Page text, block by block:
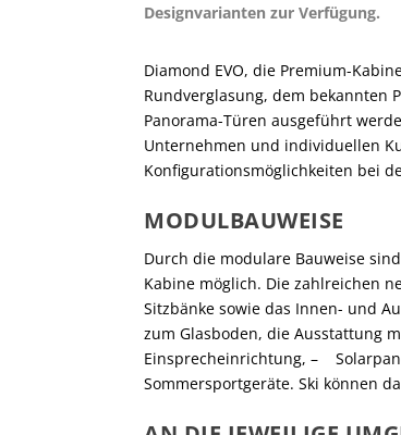
Designvarianten zur Verfügung.
Diamond EVO, die Premium-
Rundverglasung, dem bekannten
Panorama-Türen ausgeführt
Unternehmen und individuellen
Konfigurationsmöglichkeiten bei
MODULBAUWEISE
Durch die modulare Bauweise
Kabine möglich. Die zahlreichen
Sitzbänke sowie das Innen- und
zum Glasboden, die Ausstattung
Einsprecheinrichtung, –
Sommersportgeräte. Ski können